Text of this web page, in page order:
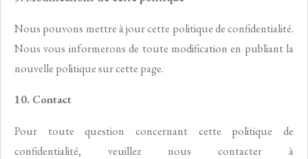
Nous pouvons mettre à jour cette politique de confidentialité.
Nous vous informerons de toute modification en publiant la
nouvelle politique sur cette page.
10. Contact
Pour toute question concernant cette politique de
confidentialité, veuillez nous contacter à